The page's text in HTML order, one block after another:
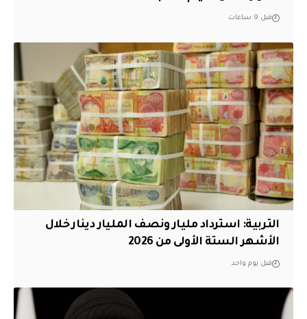
قبل 9 ساعات
التربية: استرداد مليار ونصف المليار دينار خلال
الأشهر الستة الأولى من 2026
قبل يوم واحد